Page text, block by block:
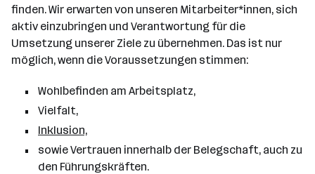
finden. Wir erwarten von unseren Mitarbeiter*innen, sich
aktiv einzubringen und Verantwortung für die
Umsetzung unserer Ziele zu übernehmen. Das ist nur
möglich, wenn die Voraussetzungen stimmen:
Wohlbefinden am Arbeitsplatz,
Vielfalt,
Inklusion,
sowie Vertrauen innerhalb der Belegschaft, auch zu
den Führungskräften.